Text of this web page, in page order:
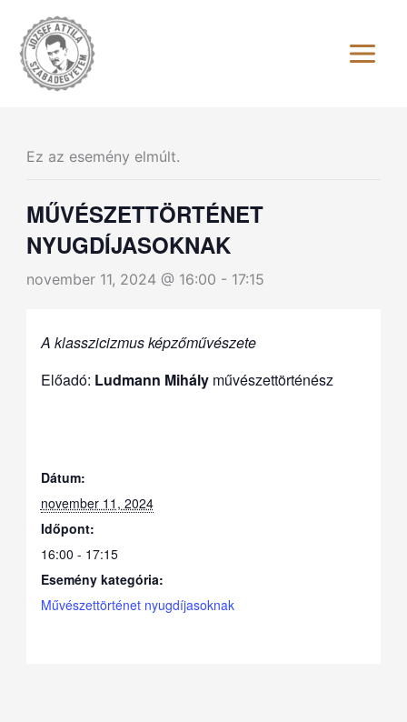
content
Ez az esemény elmúlt.
MŰVÉSZETTÖRTÉNET
NYUGDÍJASOKNAK
november 11, 2024 @ 16:00 - 17:15
A klasszicizmus képzőművészete
Előadó: Ludmann Mihály művészettörténész
Dátum:
november 11, 2024
Időpont:
16:00 - 17:15
Esemény kategória:
Művészettörténet nyugdíjasoknak